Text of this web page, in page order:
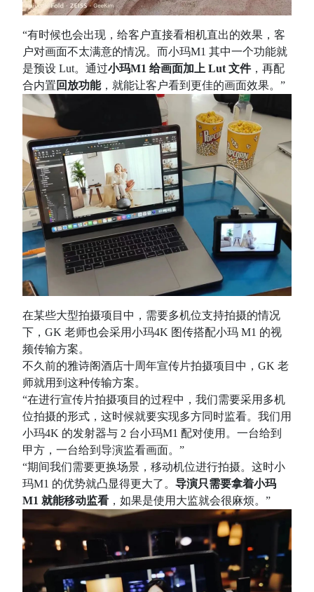
“有时候也会出现，给客户直接看相机直出的效果，客
户对画面不太满意的情况。而小玛M1 其中一个功能就
是预设 Lut。通过小玛M1 给画面加上 Lut 文件，再配
合内置 回放功能，就能让客户看到更佳的画面效果。”
在某些大型拍摄项目中，需要多机位支持拍摄的情况
下，GK 老师也会采用小玛4K 图传搭配小玛 M1 的视
频传输方案。
不久前的雅诗阁酒店十周年宣传片拍摄项目中，GK 老
师就用到这种传输方案。
“在进行宣传片拍摄项目的过程中，我们需要采用多机
位拍摄的形式，这时候就要实现多方同时监看。我们用
小玛4K 的发射器与 2 台小玛M1 配对使用。一台给到
甲方，一台给到导演监看画面。”
“期间我们需要更换场景，移动机位进行拍摄。这时小
玛M1 的优势就凸显得更大了。 导演只需要拿着小玛
M1 就能移动监看 ，如果是使用大监就会很麻烦。”